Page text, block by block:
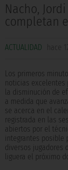
Nacho,
completan
ACTUALIDAD hace
Los primeros
noticias excelentes
la disminución de
a medida que
se acerca en el
registrada en las
abiertos por el
integrantes
diversos jugadores
liguera el próximo